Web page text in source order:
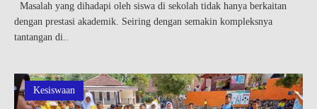
Masalah yang dihadapi oleh siswa di sekolah tidak hanya berkaitan
dengan prestasi akademik. Seiring dengan semakin kompleksnya
tantangan di..
Kesiswaan